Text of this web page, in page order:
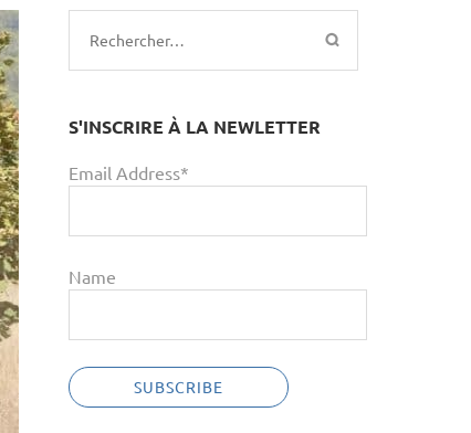
Rechercher :
S'INSCRIRE À LA NEWLETTER
Email Address*
Name